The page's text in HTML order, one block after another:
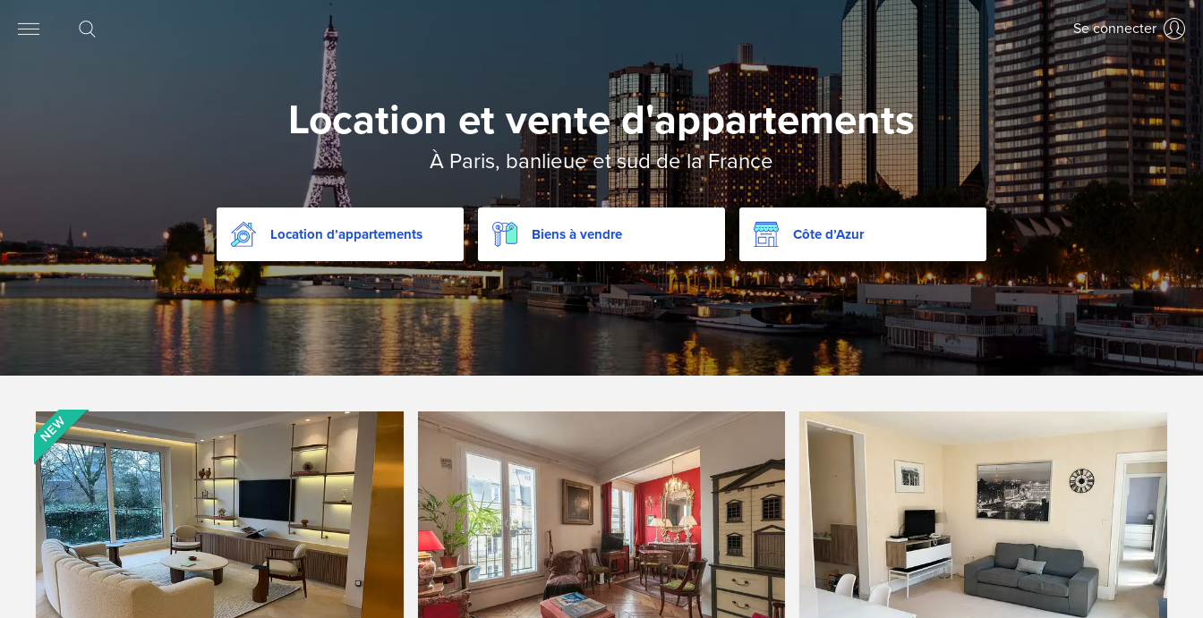
Se connecter
Location et vente d'appartements
À Paris, banlieue et sud de la France
Location dʼappartements Biens à vendre Côte dʼAzur